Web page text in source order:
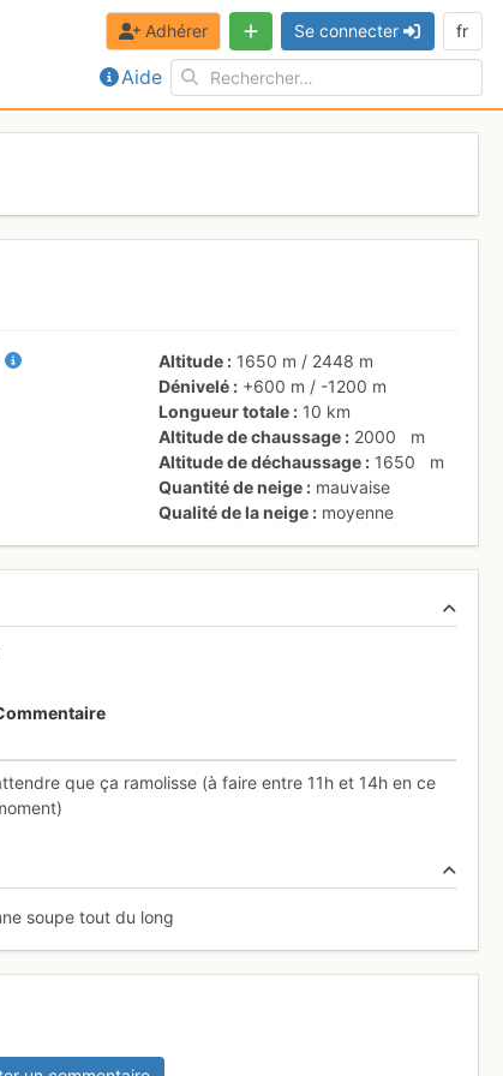
Aide
Adhérer Se connecter fr
Altitude 1650 m / 2448 m
Dénivelé
+600 m / -1200 m
Longueur totale
10 km
Altitude de chaussage
2000
m
Altitude de déchaussage
1650
m
Quantité de neige
mauvaise
Qualité de la neige
moyenne
que ça ramolisse (à faire entre 11h et 14h en ce
soupe tout du long